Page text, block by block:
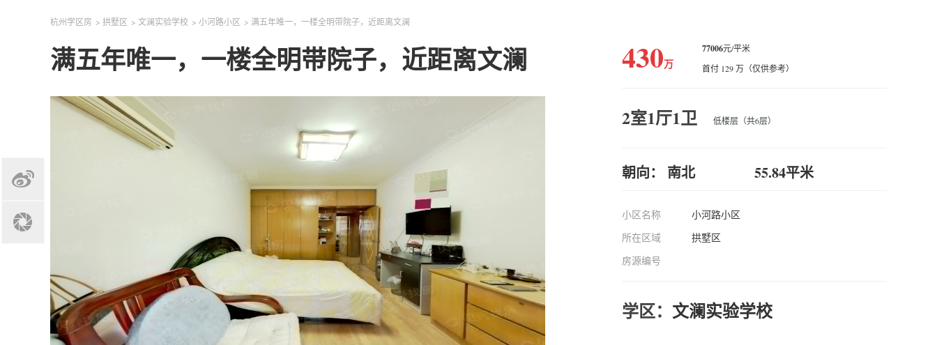
杭州学区房 > 拱墅区 > 文澜实验学校 > 小河路小区 > 满五年唯一，一楼全明带院子，近距离文澜
满五年唯一，一楼全明带院子，近距离文澜 430万
77006元/平米
首付 129 万（仅供参考）
2室1厅1卫 低楼层（共6层）
朝向： 南北 55.84平米
小区名称
小河路小区
所在区域
拱墅区
房源编号
学区： 文澜实验学校